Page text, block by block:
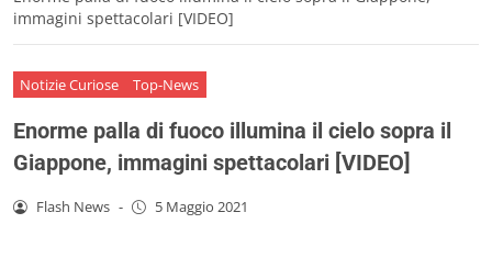
immagini spettacolari [VIDEO]
Notizie Curiose Top-News
Enorme palla di fuoco illumina il cielo sopra il
Giappone, immagini spettacolari [VIDEO]
Flash News - 5 Maggio 2021